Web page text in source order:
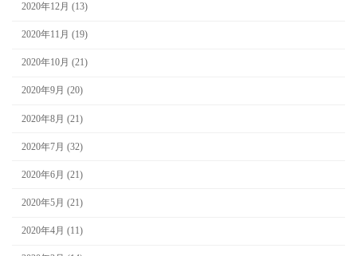
2020年12月 (13)
2020年11月 (19)
2020年10月 (21)
2020年9月 (20)
2020年8月 (21)
2020年7月 (32)
2020年6月 (21)
2020年5月 (21)
2020年4月 (11)